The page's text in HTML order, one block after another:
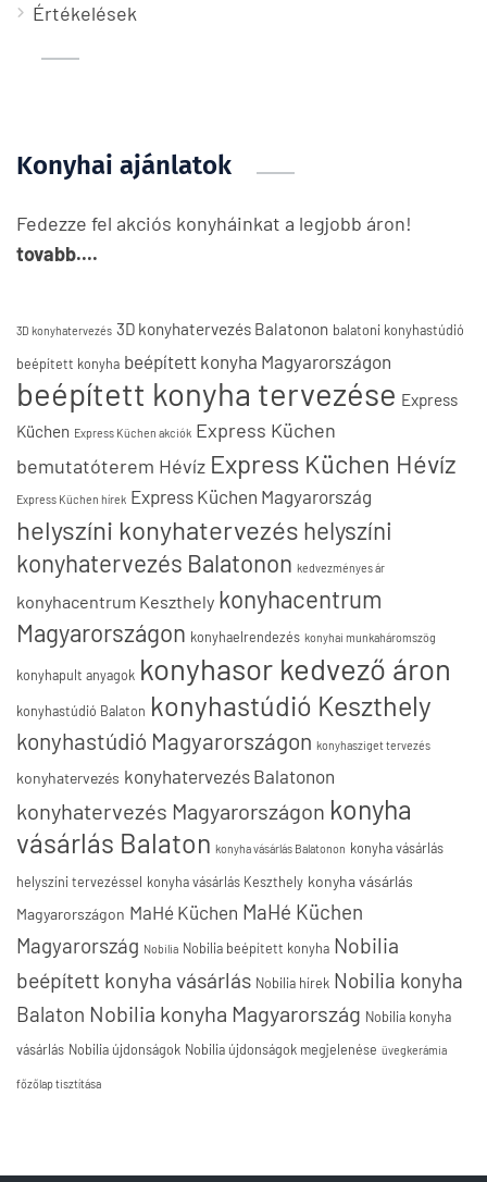
Értékelések
Konyhai ajánlatok
Fedezze fel akciós konyháinkat a legjobb áron!
tovabb....
3D konyhatervezés 3D konyhatervezés Balatonon balatoni konyhastúdió
beépített konyha beépített konyha Magyarországon
beépített konyha tervezése Express
Küchen Express Küchen akciók Express Küchen
bemutatóterem Hévíz Express Küchen Hévíz
Express Küchen hírek Express Küchen Magyarország
helyszíni konyhatervezés helyszíni
konyhatervezés Balatonon kedvezményes ár
konyhacentrum Keszthely konyhacentrum
Magyarországon konyhaelrendezés konyhai munkaháromszög
konyhapult anyagok konyhasor kedvező áron
konyhastúdió Balaton konyhastúdió Keszthely
konyhastúdió Magyarországon konyhasziget tervezés
konyhatervezés konyhatervezés Balatonon
konyhatervezés Magyarországon konyha
vásárlás Balaton konyha vásárlás Balatonon konyha vásárlás
helyszíni tervezéssel konyha vásárlás Keszthely konyha vásárlás
Magyarországon MaHé Küchen MaHé Küchen
Magyarország Nobilia Nobilia beépített konyha Nobilia
beépített konyha vásárlás Nobilia hírek Nobilia konyha
Balaton Nobilia konyha Magyarország Nobilia konyha
vásárlás Nobilia újdonságok Nobilia újdonságok megjelenése üvegkerámia
főzőlap tisztítása